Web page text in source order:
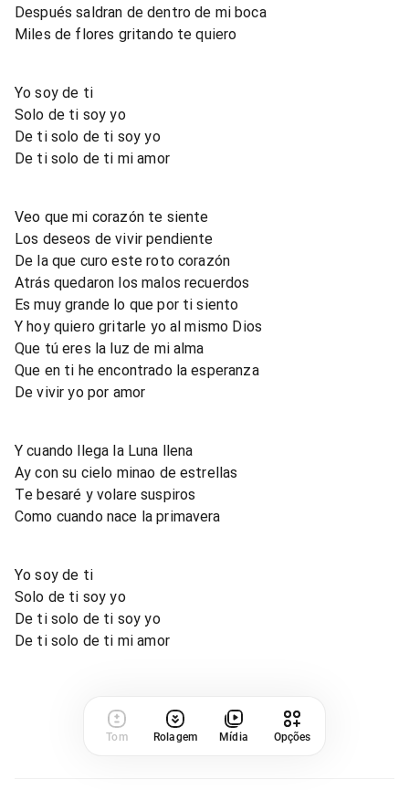
Después saldran de dentro de mi boca
Miles de flores gritando te quiero
Yo soy de ti
Solo de ti soy yo
De ti solo de ti soy yo
De ti solo de ti mi amor
Veo que mi corazón te siente
Los deseos de vivir pendiente
De la que curo este roto corazón
Atrás quedaron los malos recuerdos
Es muy grande lo que por ti siento
Y hoy quiero gritarle yo al mismo Dios
Que tú eres la luz de mi alma
Que en ti he encontrado la esperanza
De vivir yo por amor
Y cuando llega la Luna llena
Ay con su cielo minao de estrellas
Te besaré y volare suspiros
Como cuando nace la primavera
Yo soy de ti
Solo de ti soy yo
De ti solo de ti soy yo
De ti solo de ti mi amor
Tom Rolagem Mídia Opções